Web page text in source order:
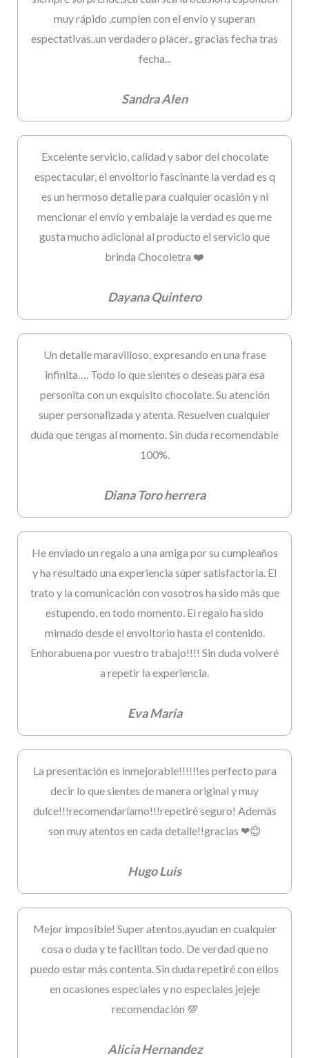
muy rápido ,cumplen con el envío y superan
espectativas..un verdadero placer.. gracias fecha tras
fecha...
Sandra Alen
Excelente servicio, calidad y sabor del chocolate
espectacular, el envoltorio fascinante la verdad es q
es un hermoso detalle para cualquier ocasión y ni
mencionar el envío y embalaje la verdad es que me
gusta mucho adicional al producto el servicio que
brinda Chocoletra ❤️
Dayana Quintero
Un detalle maravilloso, expresando en una frase
infinita…. Todo lo que sientes o deseas para esa
personita con un exquisito chocolate. Su atención
super personalizada y atenta. Resuelven cualquier
duda que tengas al momento. Sin duda recomendable
100%.
Diana Toro herrera
He enviado un regalo a una amiga por su cumpleaños
y ha resultado una experiencia súper satisfactoria. El
trato y la comunicación con vosotros ha sido más que
estupendo, en todo momento. El regalo ha sido
mimado desde el envoltorio hasta el contenido.
Enhorabuena por vuestro trabajo!!!! Sin duda volveré
a repetir la experiencia.
Eva Maria
La presentación es inmejorable!!!!!!es perfecto para
decir lo que sientes de manera original y muy
dulce!!!recomendaríamo!!!repetiré seguro! Además
son muy atentos en cada detalle!!gracias ❤😊
Hugo Luis
Mejor imposible! Super atentos,ayudan en cualquier
cosa o duda y te facilitan todo. De verdad que no
puedo estar más contenta. Sin duda repetiré con ellos
en ocasiones especiales y no especiales jejeje
recomendación 💯
Alicia Hernandez